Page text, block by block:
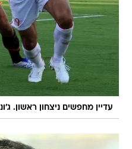
עדיין מחפשים ניצחון ראשון.